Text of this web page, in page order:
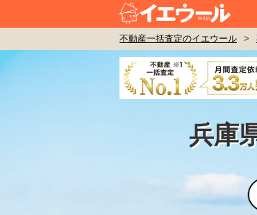
不動産一括査定のイエウール >
兵庫